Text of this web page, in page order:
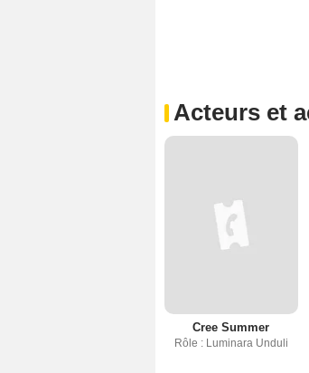
Acteurs et
Cree Summer
Rôle : Luminara Unduli